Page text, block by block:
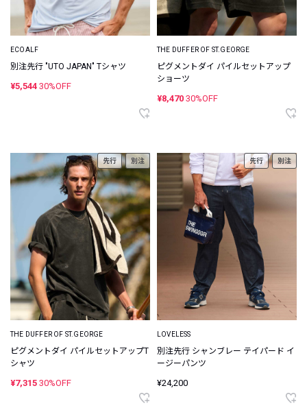
ECOALF
別注先行 "UTO JAPAN" Tシャツ
¥5,544 30%OFF
THE DUFFER OF ST.GEORGE
ピグメントダイ パイルセットアップ
ショーツ
¥8,470 30%OFF
先行 別注
THE DUFFER OF ST.GEORGE
ピグメントダイ パイルセットアップT
シャツ
¥7,315 30%OFF
先行 別注
LOVELESS
別注先行 シャンブレー テイパード イ
ージーパンツ
¥24,200